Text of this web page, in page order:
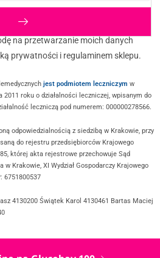
na przetwarzanie moich danych
prywatności i regulaminem sklepu.
jest podmiotem leczniczym w
roku o działalności leczniczej, wpisanym do
leczniczą pod numerem: 000000278566.
odpowiedzialnością z siedzibą w Krakowie, przy
do rejestru przedsiębiorców Krajowego
której akta rejestrowe przechowuje Sąd
w Krakowie, XI Wydział Gospodarczy Krajowego
6751800537
4130200 Świątek Karol 4130461 Bartas Maciej